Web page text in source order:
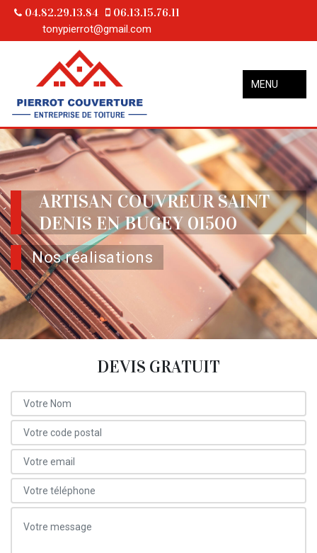
04.82.29.13.84 06.13.15.76.11
tonypierrot@gmail.com
MENU
ARTISAN COUVREUR SAINT
DENIS EN BUGEY 01500
Nos réalisations
DEVIS GRATUIT